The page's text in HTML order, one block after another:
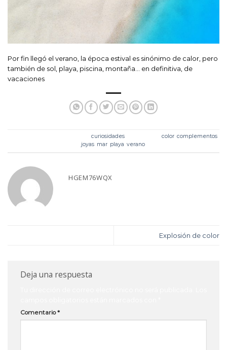
Por fin llegó el verano, la época estival es sinónimo de calor, pero
también de sol, playa, piscina, montaña… en definitiva, de
vacaciones
curiosidadesy etiquetada color, complementos,
joyas mar playa verano
HGEM76WQX
Explosión de color
Deja una respuesta
Comentario*